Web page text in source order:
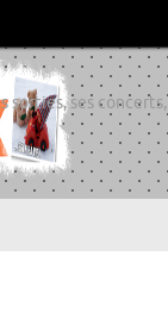
sorties, ses concerts,